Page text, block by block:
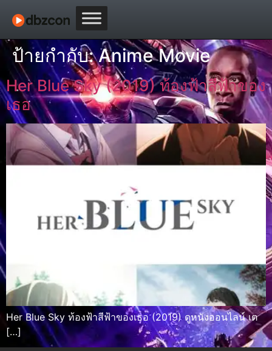
ป้ายกำกับ:Anime Movie
Her Blue Sky (2019) ท้องฟ้าสีฟ้าของ
เธอ
Her Blue Sky ท้องฟ้าสีฟ้าของเธอ (2019) ดูหนังออนไลน์ เต
[…]